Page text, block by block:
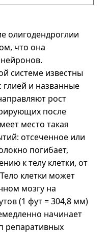
олигодендроглии
что она
системе известны
глией и названные
рост
после
место такая
отсеченное или
погибает,
к телу клетки, от
клетки может
мозгу на
(1 фут = 304,8 мм)
начинает
репаративных